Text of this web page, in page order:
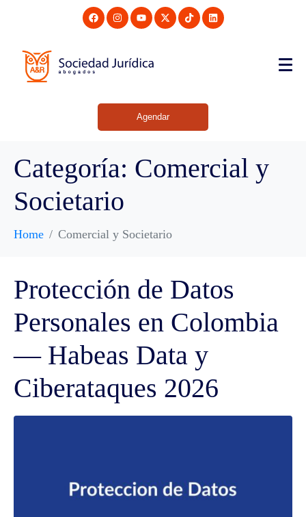
Agendar
Categoría: Comercial y
Societario
Home Comercial y Societario
Protección de Datos
Personales en Colombia
— Habeas Data y
Ciberataques 2026